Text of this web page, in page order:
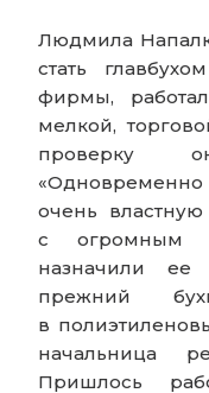
Людмила
стать
фирмы,
мелкой,
проверку
очень
с огромным
назначили ее
прежний
в
начальница
Пришлось